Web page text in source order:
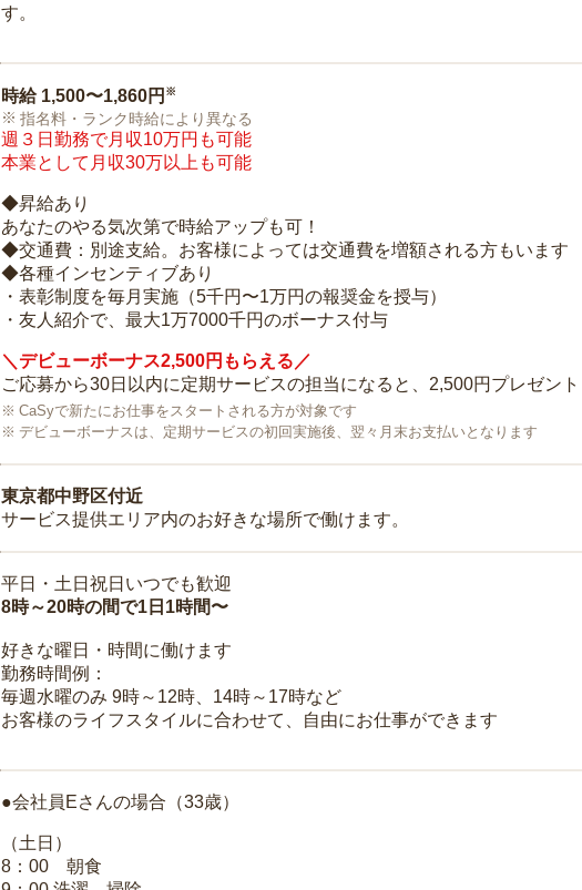
す。
時給 1,500〜1,860円 ※
指名料・ランク時給により異なる
週３日勤務で月収10万円も可能
本業として月収30万以上も可能
◆昇給あり
あなたのやる気次第で時給アップも可！
◆交通費：別途支給。お客様によっては交通費を増額される方もいます
◆各種インセンティブあり
・表彰制度を毎月実施（5千円〜1万円の報奨金を授与）
・友人紹介で、最大1万7000千円のボーナス付与
＼デビューボーナス2,500円もらえる／
ご応募から30日以内に定期サービスの担当になると、2,500円プレゼント
CaSyで新たにお仕事をスタートされる方が対象です
デビューボーナスは、定期サービスの初回実施後、翌々月末お支払いとなります
東京都中野区付近
サービス提供エリア内のお好きな場所で働けます。
平日・土日祝日いつでも歓迎
8時～20時の間で1日1時間〜
好きな曜日・時間に働けます
勤務時間例：
毎週水曜のみ 9時～12時、14時～17時など
お客様のライフスタイルに合わせて、自由にお仕事ができます
●会社員Eさんの場合（33歳）
（土日）
8：00 朝食